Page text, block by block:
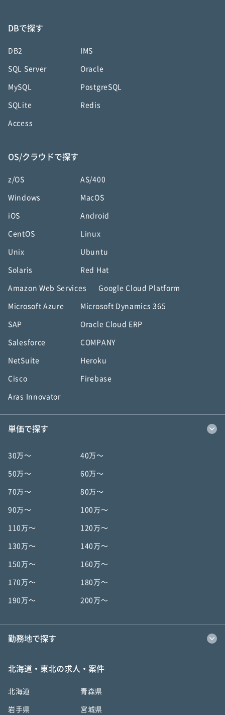
DBで探す
DB2 IMS
SQL Server Oracle
MySQL PostgreSQL
SQLite Redis
Access
OS/クラウドで探す
z/OS AS/400
Windows MacOS
iOS Android
CentOS Linux
Unix Ubuntu
Solaris Red Hat
Amazon Web Services Google Cloud Platform
Microsoft Azure Microsoft Dynamics 365
SAP Oracle Cloud ERP
Salesforce COMPANY
NetSuite Heroku
Cisco Firebase
Aras Innovator
単価で探す
30万〜 40万〜
50万〜 60万〜
70万〜 80万〜
90万〜 100万〜
110万〜 120万〜
130万〜 140万〜
150万〜 160万〜
170万〜 180万〜
190万〜 200万〜
勤務地で探す
北海道・東北の求人・案件
北海道 青森県
岩手県 宮城県